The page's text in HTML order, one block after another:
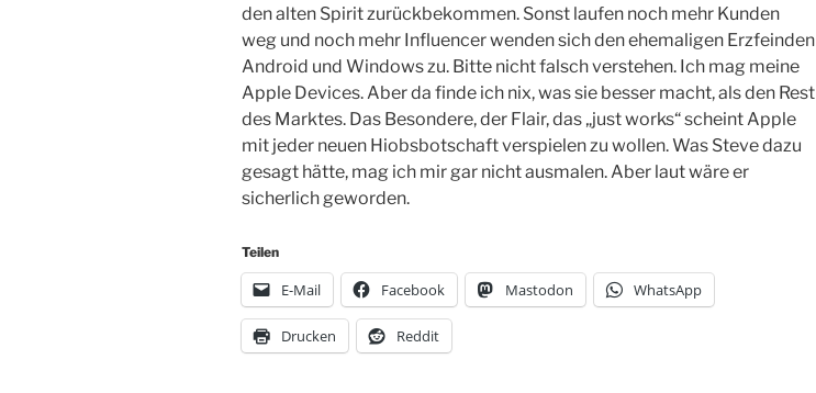
den alten Spirit zurückbekommen. Sonst laufen noch mehr Kunden
weg und noch mehr Influencer wenden sich den ehemaligen Erzfeinden
Android und Windows zu. Bitte nicht falsch verstehen. Ich mag meine
Apple Devices. Aber da finde ich nix, was sie besser macht, als den Rest
des Marktes. Das Besondere, der Flair, das „just works“ scheint Apple
mit jeder neuen Hiobsbotschaft verspielen zu wollen. Was Steve dazu
gesagt hätte, mag ich mir gar nicht ausmalen. Aber laut wäre er
sicherlich geworden.
Teilen
E-Mail Facebook Mastodon WhatsApp
Drucken Reddit